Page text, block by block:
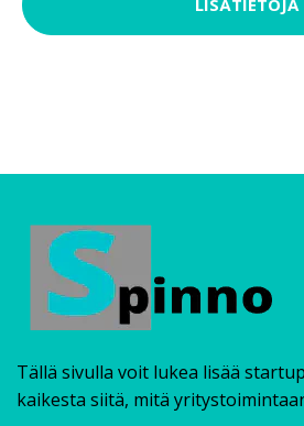
LISÄTIETOJA
Tällä sivulla voit lukea lisää
kaikesta siitä, mitä